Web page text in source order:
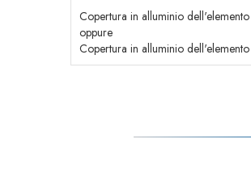
Copertura in alluminio
oppure
Copertura in alluminio